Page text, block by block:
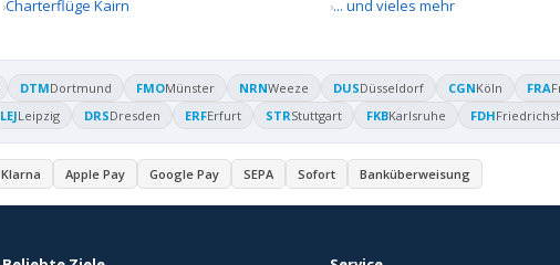
Charterflüge Kairn
... und vieles mehr
DTMDortmund FMOMünster NRNWeeze DUSDüsseldorf CGNKöln FRA
LEJLeipzig DRSDresden ERFErfurt STRStuttgart FKBKarlsruhe FDH
Klarna Apple Pay Google Pay SEPA Sofort Banküberweisung